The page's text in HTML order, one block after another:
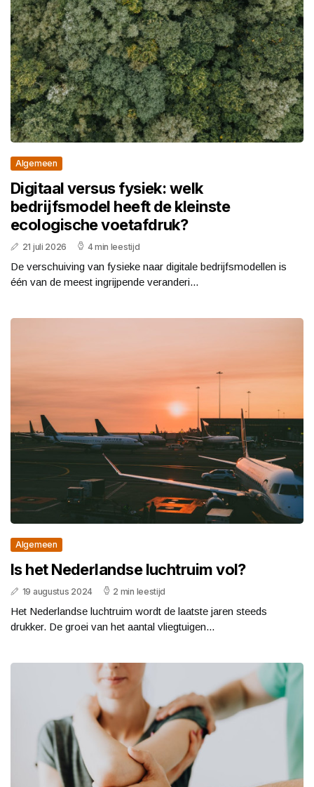
Algemeen
Digitaal versus fysiek: welk
bedrijfsmodel heeft de kleinste
ecologische voetafdruk?
21 juli 2026 4 min leestijd
De verschuiving van fysieke naar digitale bedrijfsmodellen is
één van de meest ingrijpende veranderi...
Algemeen
Is het Nederlandse luchtruim vol?
19 augustus 2024 2 min leestijd
Het Nederlandse luchtruim wordt de laatste jaren steeds
drukker. De groei van het aantal vliegtuigen...